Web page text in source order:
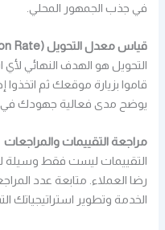
في جذب الجمهور المحلي.
قياس معدل التحويل (Conversion Rate)
التحويل هو الهدف النهائي لأي
قاموا بزيارة موقعك ثم اتخذوا
يوضح مدى فعالية جهودك
مراجعة التقييمات والمراجعات
التقييمات ليست فقط وسيلة
رضا العملاء. متابعة عدد
الخدمة وتطوير استراتيجياتك